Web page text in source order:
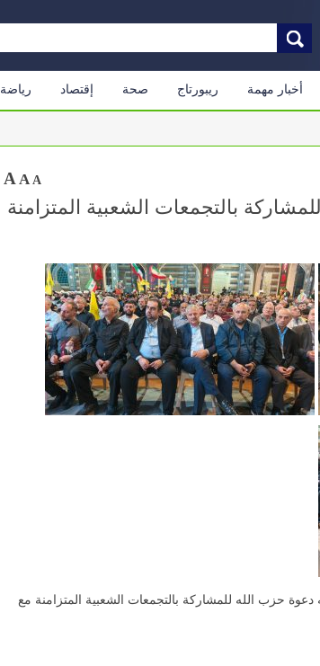
أخبار مهمة ريبورتاج صحة إقتصاد رياضة
A A A
بالتجمعات الشعبية المتزامنة
دعوة حزب الله للمشاركة بالتجمعات الشعبية المتزامنة مع